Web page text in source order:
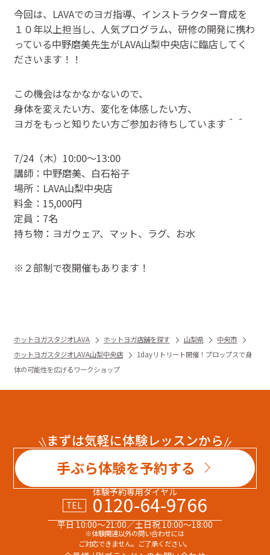
今回は、LAVAでのヨガ指導、インストラクター育成を
１０年以上担当し、人気プログラム、研修の開発に携わ
っている中野磨美先生がLAVA山梨中央店に臨店してく
ださいます！！
この機会はなかなかないので、
身体を変えたい方、変化を体感したい方、
ヨガをもっと知りたい方ご参加お待ちしています＾＾
7/24（木）10:00～13:00
講師：中野磨美、白石裕子
場所：LAVA山梨中央店
料金：15,000円
定員：7名
持ち物：ヨガウェア、マット、ラグ、お水
※２部制で夜開催もあります！
ホットヨガスタジオLAVA ホットヨガ店舗を探す 山梨県
中央市
ホットヨガスタジオLAVA山梨中央店
1dayリトリート開催！プロップスで身
体の可能性を広げるワークショップ
まずは気軽に体験レッスンから
手ぶら体験を予約する
体験予約専用ダイヤル
TEL
0120-64-9766
平日 10:00～21:00／土日祝 10:00～18:00
※体験関連以外の問い合わせには
ご対応できません。ご了承ください。